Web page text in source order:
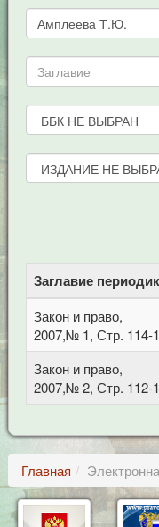
Заглавие
Закон и право,
2007,№ 1, Стр. 114-
Закон и право,
2007,№ 2, Стр. 112-
Главная